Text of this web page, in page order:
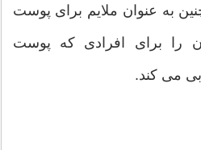
به عنوان ملایم برای پوست
را برای افرادی که پوست
می کند.